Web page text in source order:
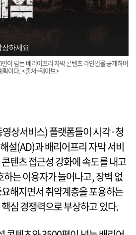
이 넘는 배리어프리 자막 콘텐츠 라인업을 공개하며
획이다. <출처=웨이브>
상서비스) 플랫폼들이 시각·청
설(AD)과 배리어프리 자막 서비
텐츠 접근성 강화에 속도를 내고
는 이용자가 늘어나고, 장벽 없
해지면서 취약계층을 포용하는
심 경쟁력으로 부상하고 있다.